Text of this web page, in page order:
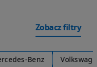
Zobacz filtry
Benz